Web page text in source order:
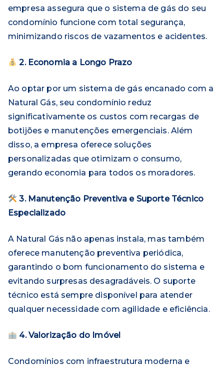
empresa assegura que o sistema de gás do seu
condomínio funcione com total segurança,
minimizando riscos de vazamentos e acidentes.
2. Economia a Longo Prazo
Ao optar por um sistema de gás encanado com a
Natural Gás, seu condomínio reduz
significativamente os custos com recargas de
botijões e manutenções emergenciais. Além
disso, a empresa oferece soluções
personalizadas que otimizam o consumo,
gerando economia para todos os moradores.
3. Manutenção Preventiva e Suporte Técnico
Especializado
A Natural Gás não apenas instala, mas também
oferece manutenção preventiva periódica,
garantindo o bom funcionamento do sistema e
evitando surpresas desagradáveis. O suporte
técnico está sempre disponível para atender
qualquer necessidade com agilidade e eficiência.
4. Valorização do Imóvel
Condomínios com infraestrutura moderna e